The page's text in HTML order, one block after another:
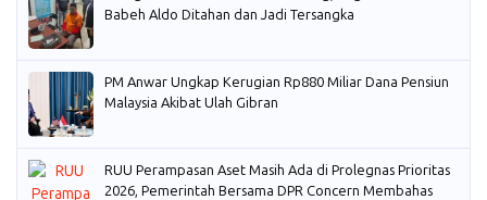
Babeh Aldo Ditahan dan Jadi Tersangka
PM Anwar Ungkap Kerugian Rp880 Miliar Dana Pensiun
Malaysia Akibat Ulah Gibran
RUU Perampasan Aset Masih Ada di Prolegnas Prioritas
2026, Pemerintah Bersama DPR Concern Membahas